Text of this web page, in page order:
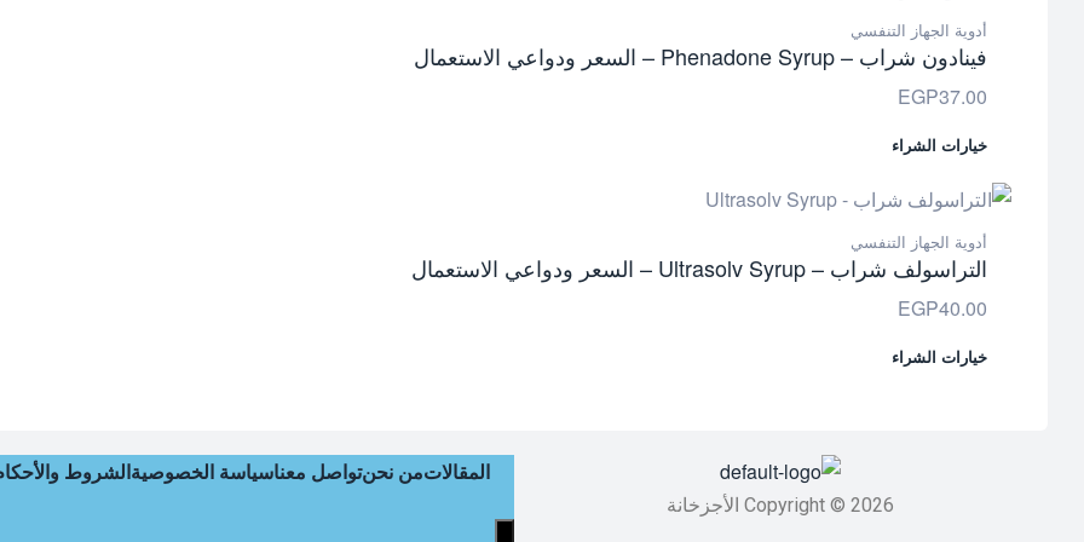
أدوية الجهاز التنفسي
فينادون شراب – Phenadone Syrup – السعر ودواعي الاستعمال
EGP37.00
خيارات الشراء
أدوية الجهاز التنفسي
التراسولف شراب – Ultrasolv Syrup – السعر ودواعي الاستعمال
EGP40.00
خيارات الشراء
Copyright © 2026 الأجزخانة
المقالاتمن نحنتواصل معناسياسة الخصوصيةالشروط